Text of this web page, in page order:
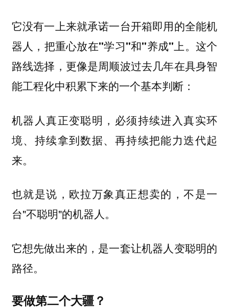
它没有一上来就承诺一台开箱即用的全能机
器人，把重心放在"学习"和"养成"上。 这个
路线选择，更像是周顺波过去几年在具身智
能工程化中积累下来的一个基本判断：
机器人真正变聪明，必须持续进入真实环
境、持续拿到数据、再持续把能力迭代起
来。
也就是说，欧拉万象真正想卖的，不是一
台"不聪明"的机器人。
它想先做出来的，是一套让机器人变聪明的
路径。
要做第二个大疆？